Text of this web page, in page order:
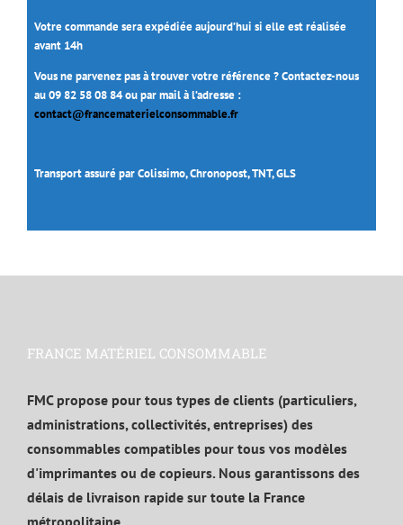
Votre commande sera expédiée aujourd’hui si elle est réalisée
avant 14h
Vous ne parvenez pas à trouver votre référence ? Contactez-nous
au 09 82 58 08 84 ou par mail à l’adresse :
contact@francematerielconsommable.fr
Transport assuré par Colissimo, Chronopost, TNT, GLS
FRANCE MATÉRIEL CONSOMMABLE
FMC propose pour tous types de clients (particuliers,
administrations, collectivités, entreprises) des
consommables compatibles pour tous vos modèles
d'imprimantes ou de copieurs. Nous garantissons des
délais de livraison rapide sur toute la France
métropolitaine.